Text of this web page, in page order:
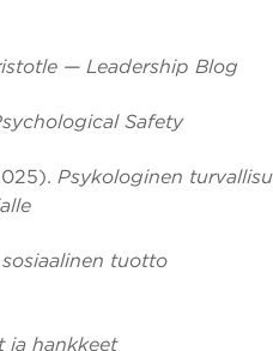
— Leadership Blog
Safety
Psykologinen
tuotto
ja hankkeet